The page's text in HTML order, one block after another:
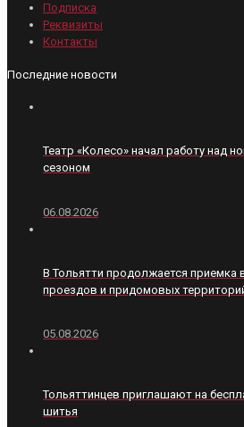
Подписка
Реквизиты
Контакты
Последние новости
Театр «Колесо» начал работу над
сезоном
06.08.2026
В Тольятти продолжается приемка
проездов и придомовых
05.08.2026
Тольяттинцев приглашают на
шитья